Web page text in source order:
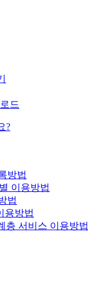
드
?
방법
이용방법
법
용방법
층 서비스 이용방법